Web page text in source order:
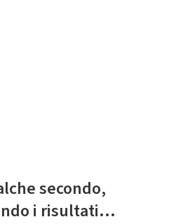
secondo,
i risultati...